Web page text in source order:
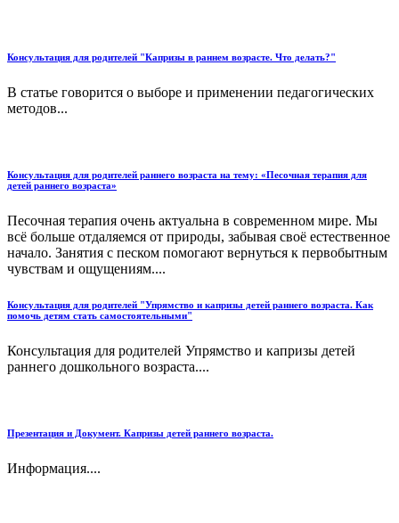
Консультация для родителей "Капризы в раннем возрасте. Что делать?"
В статье говорится о выборе и применении педагогических
методов...
Консультация для родителей раннего возраста на тему: «Песочная терапия для
детей раннего возраста»
Песочная терапия очень актуальна в современном мире. Мы
всё больше отдаляемся от природы, забывая своё естественное
начало. Занятия с песком помогают вернуться к первобытным
чувствам и ощущениям....
Консультация для родителей "Упрямство и капризы детей раннего возраста. Как
помочь детям стать самостоятельными"
Консультация для родителей Упрямство и капризы детей
раннего дошкольного возраста....
Презентация и Документ. Капризы детей раннего возраста.
Информация....